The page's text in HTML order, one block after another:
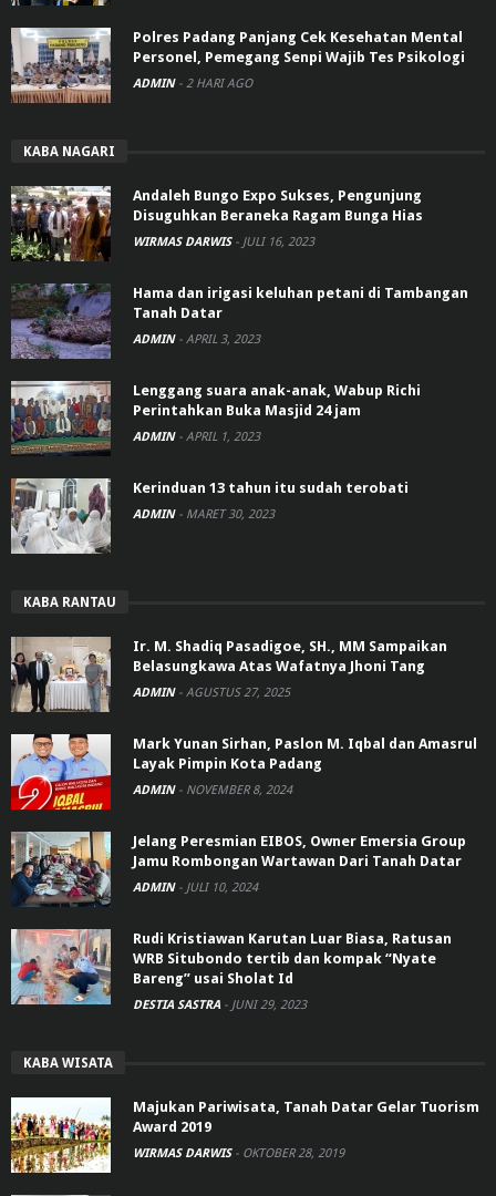
Polres Padang Panjang Cek Kesehatan Mental
Personel, Pemegang Senpi Wajib Tes Psikologi
ADMIN - 2 HARI AGO
KABA NAGARI
Andaleh Bungo Expo Sukses, Pengunjung
Disuguhkan Beraneka Ragam Bunga Hias
WIRMAS DARWIS - JULI 16, 2023
Hama dan irigasi keluhan petani di Tambangan
Tanah Datar
ADMIN - APRIL 3, 2023
Lenggang suara anak-anak, Wabup Richi
Perintahkan Buka Masjid 24 jam
ADMIN - APRIL 1, 2023
Kerinduan 13 tahun itu sudah terobati
ADMIN - MARET 30, 2023
KABA RANTAU
Ir. M. Shadiq Pasadigoe, SH., MM Sampaikan
Belasungkawa Atas Wafatnya Jhoni Tang
ADMIN - AGUSTUS 27, 2025
Mark Yunan Sirhan, Paslon M. Iqbal dan Amasrul
Layak Pimpin Kota Padang
ADMIN - NOVEMBER 8, 2024
Jelang Peresmian EIBOS, Owner Emersia Group
Jamu Rombongan Wartawan Dari Tanah Datar
ADMIN - JULI 10, 2024
Rudi Kristiawan Karutan Luar Biasa, Ratusan
WRB Situbondo tertib dan kompak “Nyate
Bareng” usai Sholat Id
DESTIA SASTRA - JUNI 29, 2023
KABA WISATA
Majukan Pariwisata, Tanah Datar Gelar Tuorism
Award 2019
WIRMAS DARWIS - OKTOBER 28, 2019